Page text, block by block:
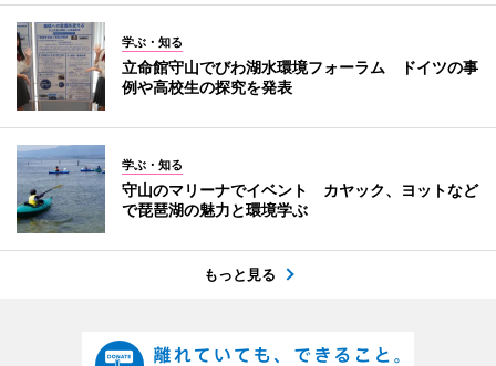
学ぶ・知る
立命館守山でびわ湖水環境フォーラム ドイツの事
例や高校生の探究を発表
学ぶ・知る
守山のマリーナでイベント カヤック、ヨットなど
で琵琶湖の魅力と環境学ぶ
もっと見る